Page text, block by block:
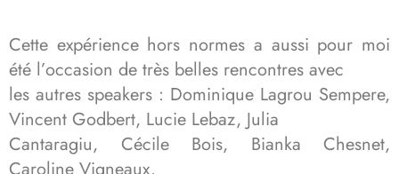
Cette expérience hors normes a aussi pour moi
été l’occasion de très belles rencontres avec
les autres speakers : Dominique Lagrou Sempere,
Vincent Godbert, Lucie Lebaz, Julia
Cantaragiu, Cécile Bois, Bianka Chesnet,